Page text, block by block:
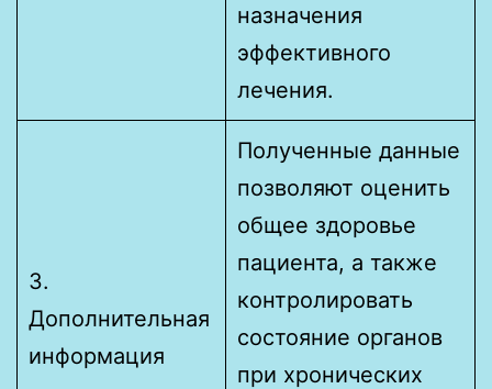
назначения
эффективного
лечения.
3.
Дополнительная
информация
Полученные данные
позволяют оценить
общее здоровье
пациента, а также
контролировать
состояние органов
при хронических